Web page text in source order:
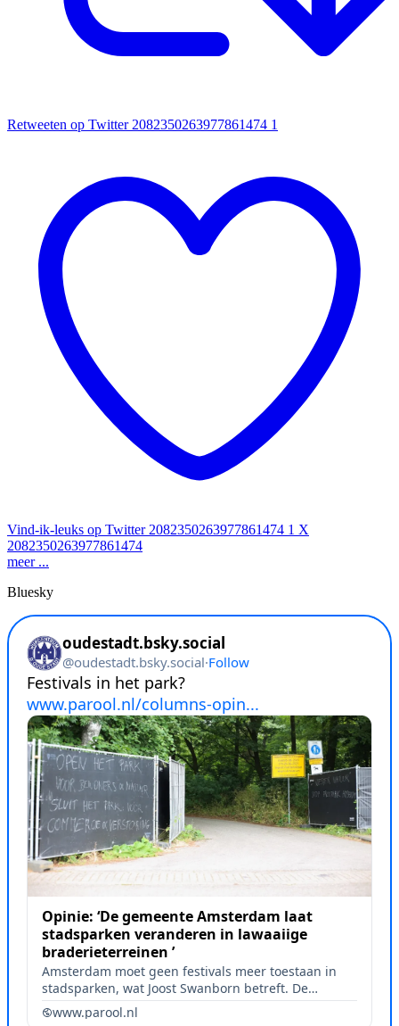
Retweeten op Twitter 2082350263977861474 1
Vind-ik-leuks op Twitter 2082350263977861474 1 X
2082350263977861474
meer ...
Bluesky